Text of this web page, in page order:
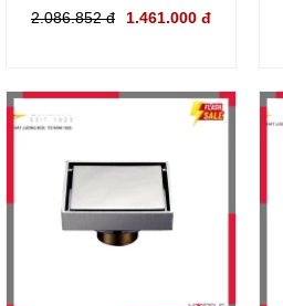
2.086.852 đ 1.461.000 đ